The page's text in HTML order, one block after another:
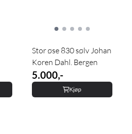
Stor øse 830 sølv Johan
Koren Dahl. Bergen
5.000,-
Kjøp